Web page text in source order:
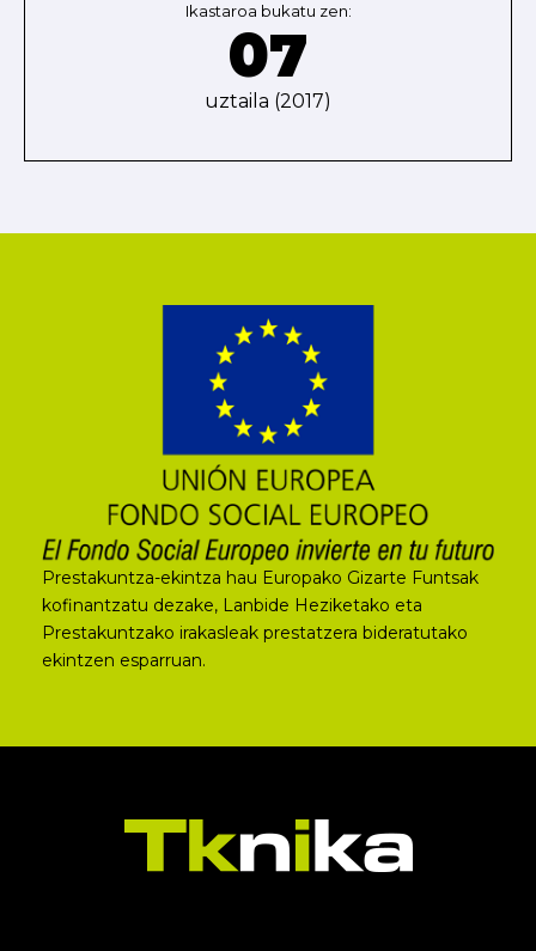
Ikastaroa bukatu zen:
07
uztaila (2017)
Prestakuntza-ekintza hau Europako Gizarte Funtsak
kofinantzatu dezake, Lanbide Heziketako eta
Prestakuntzako irakasleak prestatzera bideratutako
ekintzen esparruan.